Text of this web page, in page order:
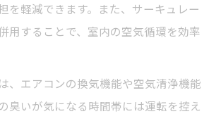
を軽減できます。また、サーキュレー
用することで、室内の空気循環を効率
、エアコンの換気機能や空気清浄機能
臭いが気になる時間帯には運転を控え